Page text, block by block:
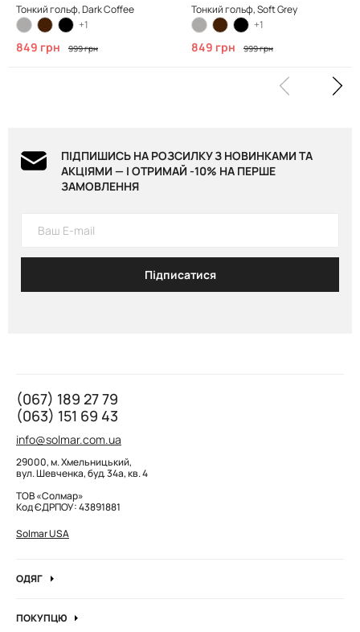
Тонкий гольф, Dark Coffee
+1
849 грн 999 грн
Тонкий гольф, Soft Grey
+1
849 грн 999 грн
ПІДПИШИСЬ НА РОЗСИЛКУ З НОВИНКАМИ ТА
АКЦІЯМИ — І ОТРИМАЙ -10% НА ПЕРШЕ
ЗАМОВЛЕННЯ
Підписатися
(067) 189 27 79
(063) 151 69 43
info@solmar.com.ua
29000, м. Хмельницький,
вул. Шевченка, буд. 34а, кв. 4
ТОВ «Солмар»
Код ЄДРПОУ: 43891881
Solmar USA
ОДЯГ
Кофти та джемпера
ПОКУПЦЮ